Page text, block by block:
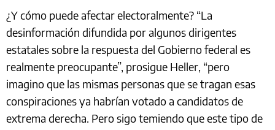
¿Y cómo puede afectar electoralmente? “La
desinformación difundida por algunos dirigentes
estatales sobre la respuesta del Gobierno federal es
realmente preocupante”, prosigue Heller, “pero
imagino que las mismas personas que se tragan esas
conspiraciones ya habrían votado a candidatos de
extrema derecha. Pero sigo temiendo que este tipo de